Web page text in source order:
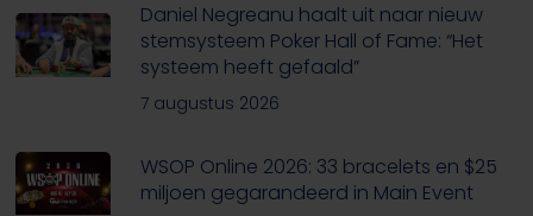
Daniel Negreanu haalt uit naar nieuw
stemsysteem Poker Hall of Fame: “Het
systeem heeft gefaald”
7 augustus 2026
WSOP Online 2026: 33 bracelets en $25
miljoen gegarandeerd in Main Event